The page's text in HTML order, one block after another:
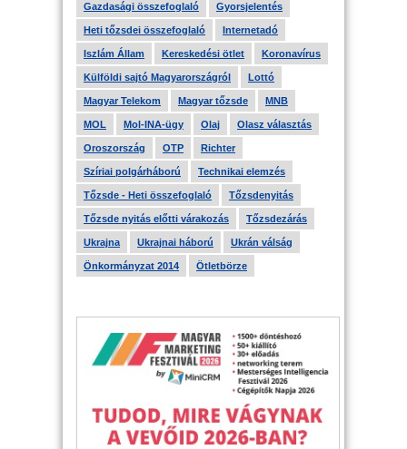
Gazdasági összefoglaló Gyorsjelentés
Heti tőzsdei összefoglaló Internetadó
Iszlám Állam Kereskedési ötlet Koronavírus
Külföldi sajtó Magyarországról Lottó
Magyar Telekom Magyar tőzsde MNB
MOL Mol-INA-ügy Olaj Olasz választás
Oroszország OTP Richter
Szíriai polgárháború Technikai elemzés
Tőzsde - Heti összefoglaló Tőzsdenyitás
Tőzsde nyitás előtti várakozás Tőzsdezárás
Ukrajna Ukrajnai háború Ukrán válság
Önkormányzat 2014 Ötletbörze